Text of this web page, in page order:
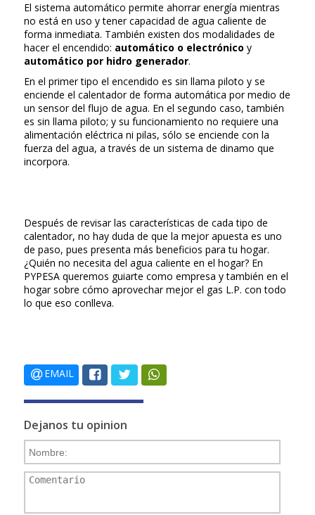
El sistema automático permite ahorrar energía mientras
no está en uso y tener capacidad de agua caliente de
forma inmediata. También existen dos modalidades de
hacer el encendido: automático o electrónico y
automático por hidro generador.
En el primer tipo el encendido es sin llama piloto y se
enciende el calentador de forma automática por medio de
un sensor del flujo de agua. En el segundo caso, también
es sin llama piloto; y su funcionamiento no requiere una
alimentación eléctrica ni pilas, sólo se enciende con la
fuerza del agua, a través de un sistema de dinamo que
incorpora.
Después de revisar las características de cada tipo de
calentador, no hay duda de que la mejor apuesta es uno
de paso, pues presenta más beneficios para tu hogar.
¿Quién no necesita del agua caliente en el hogar? En
PYPESA queremos guiarte como empresa y también en el
hogar sobre cómo aprovechar mejor el gas L.P. con todo
lo que eso conlleva.
EMAIL
Dejanos tu opinion